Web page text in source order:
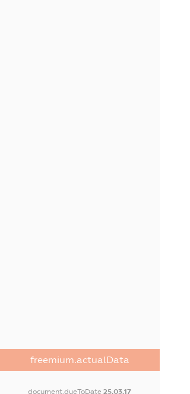
freemium.actualData
document.dueToDate25.03.17